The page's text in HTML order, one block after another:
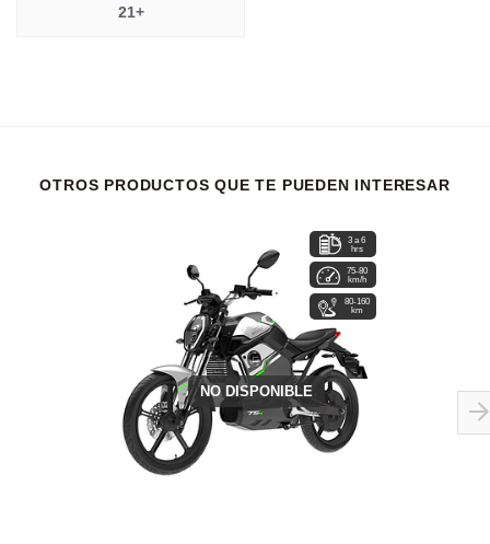
21+
OTROS PRODUCTOS QUE TE PUEDEN INTERESAR
NO DISPONIBLE
3 a 6
hrs
75-80
km/h
80-160
km